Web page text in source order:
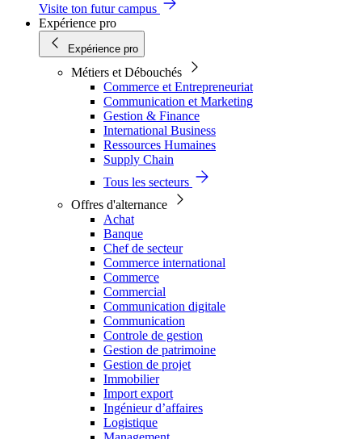
Visite ton futur campus
Expérience pro
Expérience pro
Métiers et Débouchés
Commerce et Entrepreneuriat
Communication et Marketing
Gestion & Finance
International Business
Ressources Humaines
Supply Chain
Tous les secteurs
Offres d'alternance
Achat
Banque
Chef de secteur
Commerce international
Commerce
Commercial
Communication digitale
Communication
Controle de gestion
Gestion de patrimoine
Gestion de projet
Immobilier
Import export
Ingénieur d’affaires
Logistique